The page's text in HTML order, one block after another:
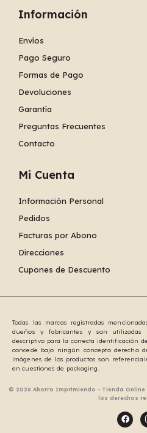
Información
Envíos
Pago Seguro
Formas de Pago
Devoluciones
Garantía
Preguntas Frecuentes
Contacto
Mi Cuenta
Información Personal
Pedidos
Facturas por Abono
Direcciones
Cupones de Descuento
Todas las marcas registradas
dueños y fabricantes y son utilizadas
descriptivo para la correcta identificación
concede bajo ningún concepto derecho
imágenes de los productos son
en cuestiones de packaging.
© 2026 Ahorro Imprimiendo - Tienda Online
los derechos